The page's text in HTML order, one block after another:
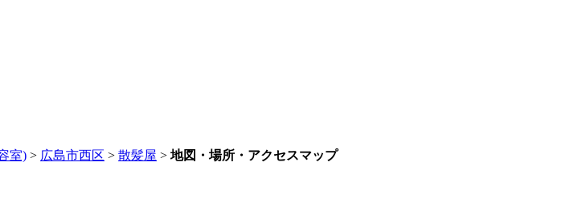
室) > 広島市西区 > 散髪屋 > 地図・場所・アクセスマップ